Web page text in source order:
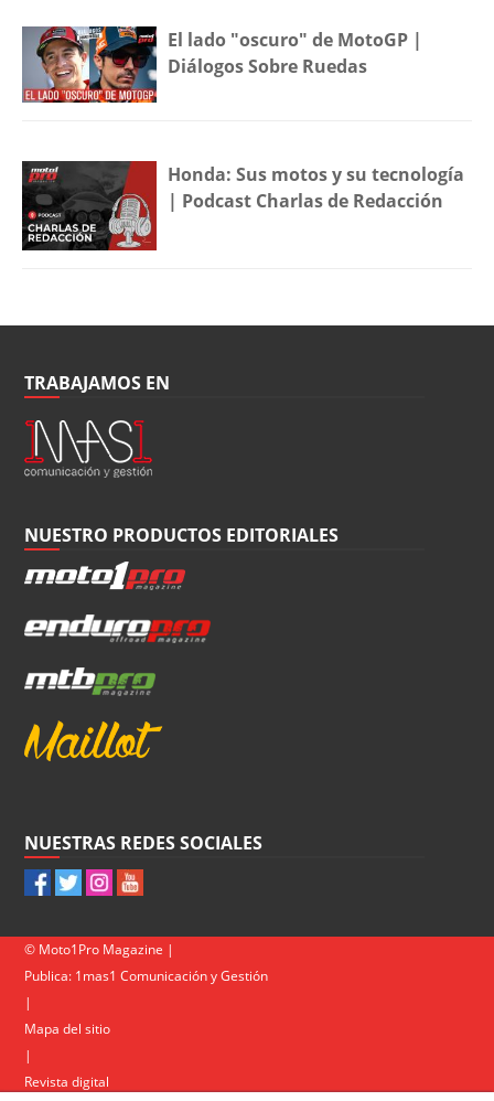
El lado "oscuro" de MotoGP |
Diálogos Sobre Ruedas
Honda: Sus motos y su tecnología
| Podcast Charlas de Redacción
TRABAJAMOS EN
NUESTRO PRODUCTOS EDITORIALES
NUESTRAS REDES SOCIALES
© Moto1Pro Magazine |
Publica: 1mas1 Comunicación y Gestión
|
Mapa del sitio
|
Revista digital